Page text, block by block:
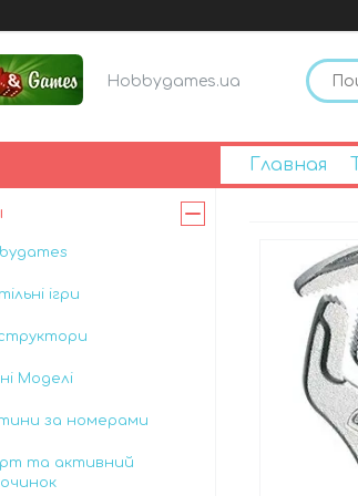
Hobbygames.ua
Главная
ігри
Моделі
за номерами
та активний